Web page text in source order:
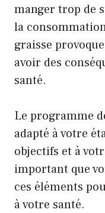
manger trop de
la
graisse
avoir des
santé.
Le programme
adapté à votre
objectifs et à
important que
ces éléments
à votre santé.